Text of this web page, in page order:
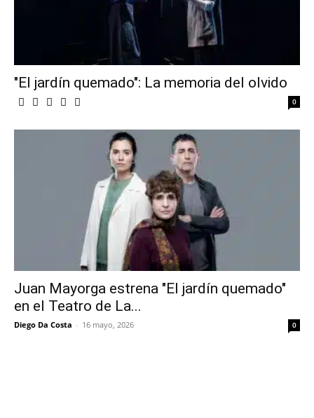
"El jardín quemado": La memoria del olvido
0
Juan Mayorga estrena "El jardín quemado"
en el Teatro de La...
Diego Da Costa - 16 mayo, 2026 0